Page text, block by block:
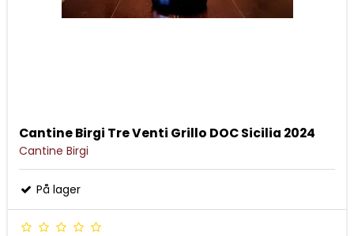
Cantine Birgi Tre Venti Grillo DOC Sicilia 2024
Cantine Birgi
På lager